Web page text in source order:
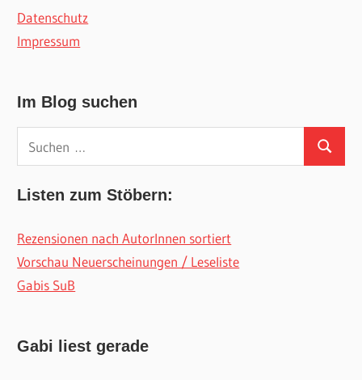
Datenschutz
Impressum
Im Blog suchen
nach:
Suchen
Listen zum Stöbern:
Rezensionen nach AutorInnen sortiert
Vorschau Neuerscheinungen / Leseliste
Gabis SuB
Gabi liest gerade